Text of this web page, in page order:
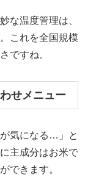
な温度管理は、
これを全国規模
ですね。
せメニュー
が気になる…」と
主成分はお米で
できます。